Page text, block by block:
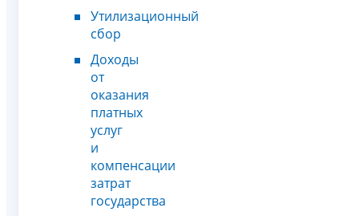
Утилизационный
сбор
Доходы
от
оказания
платных
услуг
и
компенсации
затрат
государства